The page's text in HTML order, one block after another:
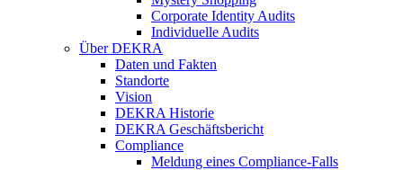
Corporate Identity Audits
Individuelle Audits
Über DEKRA
Daten und Fakten
Standorte
Vision
DEKRA Historie
DEKRA Geschäftsbericht
Compliance
Meldung eines Compliance-Falls